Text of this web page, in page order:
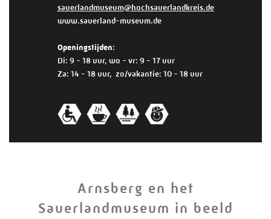
sauerlandmuseum@hochsauerlandkreis.de
www.sauerland-museum.de
Openingstijden:
Di: 9 - 18 uur, wo - vr: 9 - 17 uur
Za: 14 - 18 uur, zo/vakantie: 10 - 18 uur
Arnsberg en het
Sauerlandmuseum in beeld